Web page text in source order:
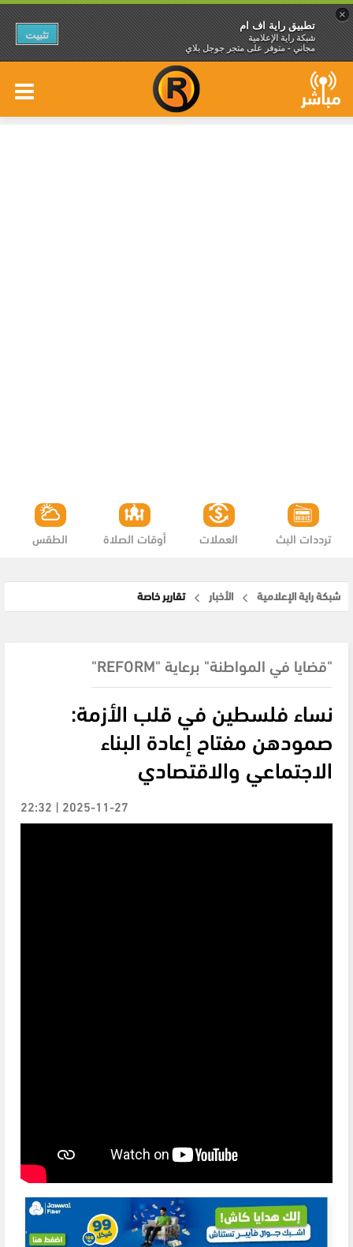
×
تطبيق راية اف ام
شبكة راية الإعلامية
مجاني - متوفر على متجر جوجل بلاي
تثبيت
الطقس أوقات الصلاة العملات ترددات البث
شبكة راية الإعلامية الأخبار تقارير خاصة
"قضايا في المواطنة" برعاية "REFORM"
نساء فلسطين في قلب الأزمة:
صمودهن مفتاح إعادة البناء
الاجتماعي والاقتصادي
2025-11-27 | 22:32